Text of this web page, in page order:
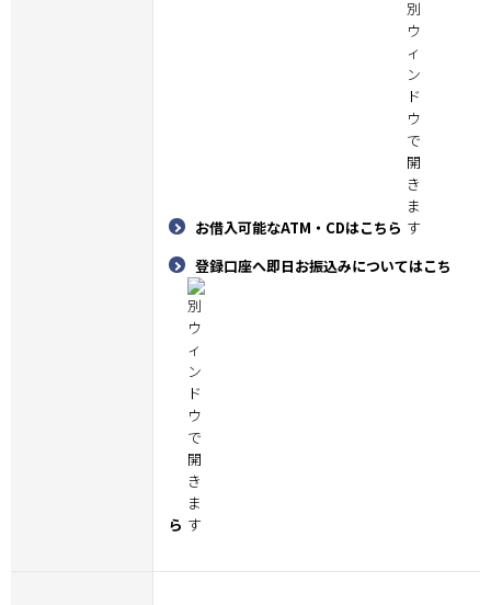
お借入可能なATM・CDはこちら
登録口座へ即日お振込みについてはこち
ら